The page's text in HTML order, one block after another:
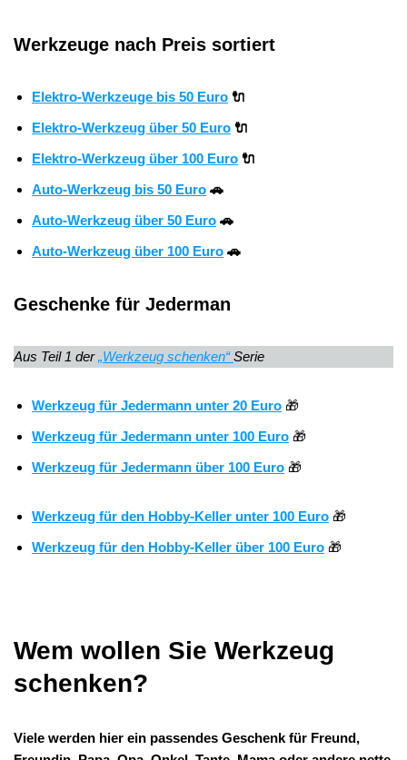
Werkzeuge nach Preis sortiert
Elektro-Werkzeuge bis 50 Euro 🔌
Elektro-Werkzeug über 50 Euro 🔌
Elektro-Werkzeug über 100 Euro 🔌
Auto-Werkzeug bis 50 Euro 🚗
Auto-Werkzeug über 50 Euro 🚗
Auto-Werkzeug über 100 Euro 🚗
Geschenke für Jederman
Aus Teil 1 der„Werkzeug schenken“Serie
Werkzeug für Jedermann unter 20 Euro 🎁
Werkzeug für Jedermann unter 100 Euro 🎁
Werkzeug für Jedermann über 100 Euro 🎁
Werkzeug für den Hobby-Keller unter 100 Euro 🎁
Werkzeug für den Hobby-Keller über 100 Euro 🎁
Wem wollen Sie Werkzeug
schenken?
Viele werden hier ein passendes Geschenk für Freund,